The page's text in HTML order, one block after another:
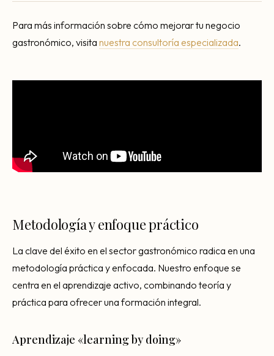
Para más información sobre cómo mejorar tu negocio
gastronómico, visita nuestra consultoría especializada.
Metodología y enfoque práctico
La clave del éxito en el sector gastronómico radica en una
metodología práctica y enfocada. Nuestro enfoque se
centra en el aprendizaje activo, combinando teoría y
práctica para ofrecer una formación integral.
Aprendizaje «learning by doing»